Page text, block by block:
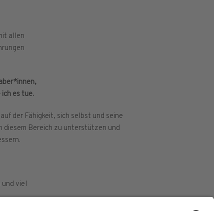
allen
es tue.
der Fähigkeit, sich selbst und seine
diesem Bereich zu unterstützen und
und viel